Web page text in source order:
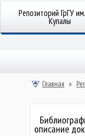
Репозиторий ГрГУ
Купалы
Главная »
описание